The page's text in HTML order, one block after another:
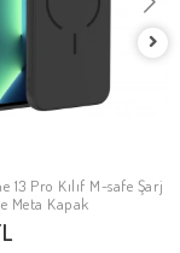
EKLE
13 Pro Kılıf M-safe Şarj
Meta Kapak